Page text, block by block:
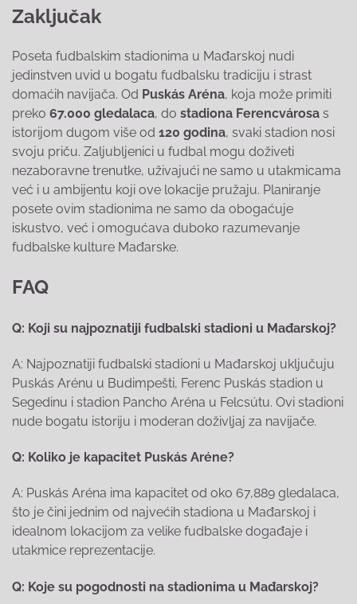
Zaključak
Poseta fudbalskim stadionima u Mađarskoj nudi
jedinstven uvid u bogatu fudbalsku tradiciju i strast
domaćih navijača. Od Puskás Aréna, koja može primiti
preko 67.000 gledalaca, do stadiona Ferencvárosa s
istorijom dugom više od 120 godina, svaki stadion nosi
svoju priču. Zaljubljenici u fudbal mogu doživeti
nezaboravne trenutke, uživajući ne samo u utakmicama
već i u ambijentu koji ove lokacije pružaju. Planiranje
posete ovim stadionima ne samo da obogaćuje
iskustvo, već i omogućava duboko razumevanje
fudbalske kulture Mađarske.
FAQ
Q: Koji su najpoznatiji fudbalski stadioni u Mađarskoj?
A: Najpoznatiji fudbalski stadioni u Mađarskoj uključuju
Puskás Arénu u Budimpešti, Ferenc Puskás stadion u
Segedinu i stadion Pancho Aréna u Felcsútu. Ovi stadioni
nude bogatu istoriju i moderan doživljaj za navijače.
Q: Koliko je kapacitet Puskás Aréne?
A: Puskás Aréna ima kapacitet od oko 67,889 gledalaca,
što je čini jednim od najvećih stadiona u Mađarskoj i
idealnom lokacijom za velike fudbalske događaje i
utakmice reprezentacije.
Q: Koje su pogodnosti na stadionima u Mađarskoj?